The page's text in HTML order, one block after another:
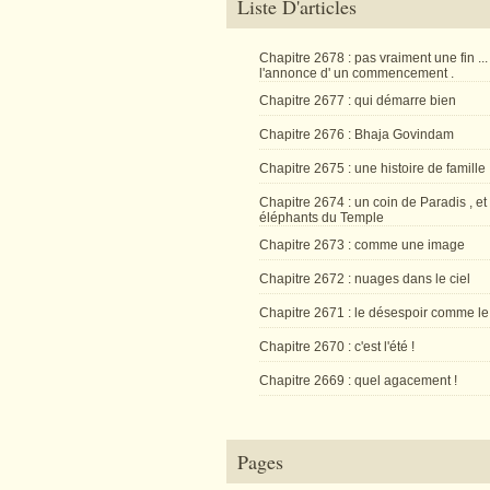
Liste D'articles
Chapitre 2678 : pas vraiment une fin ...
l'annonce d' un commencement .
Chapitre 2677 : qui démarre bien
Chapitre 2676 : Bhaja Govindam
Chapitre 2675 : une histoire de famille
Chapitre 2674 : un coin de Paradis , et
éléphants du Temple
Chapitre 2673 : comme une image
Chapitre 2672 : nuages dans le ciel
Chapitre 2671 : le désespoir comme
Chapitre 2670 : c'est l'été !
Chapitre 2669 : quel agacement !
Pages